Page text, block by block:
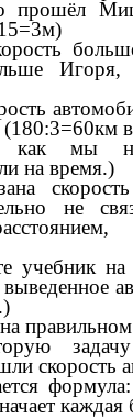
прошёл
Игоря,
как мы
на время.)
не
учебник на
скорость
формула:
каждая